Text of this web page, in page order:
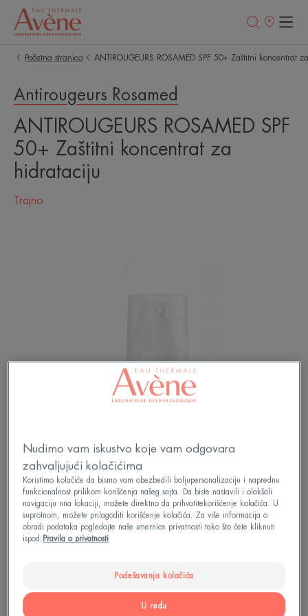
Prodajna
Početna stranica ANTIROUGEURS ROSAMED SPF 50+ Zaštitni koncentrat
Antirougeurs Rosamed
ANTIROUGEURS ROSAMED SPF
50+ Zaštitni koncentrat za
hidrataciju
Trajno
NOVO
Dnevna nega koja pruža dugotrajno delovanje na
Nudimo vam iskustvo koje vam odgovara
zahvaljujući kolačićima
Koristimo kolačiće da bismo vam obezbedili boljupersonalizaciju i naprednu
funkcionalnost prilikom korišćenja našeg sajta. Da biste nastavili i olakšali
navigaciju nna lokaciji, možete direktno da prihvatitekorišćenje kolačića. U
suprotnom, možete prilagoditi korišćenje kolačića. Za više informacija o
obradi podataka pogledajte naše smernice privatnosti tako što ćete kliknuti
ispod: Pravila o privatnosti
Podešavanja kolačića
U redu